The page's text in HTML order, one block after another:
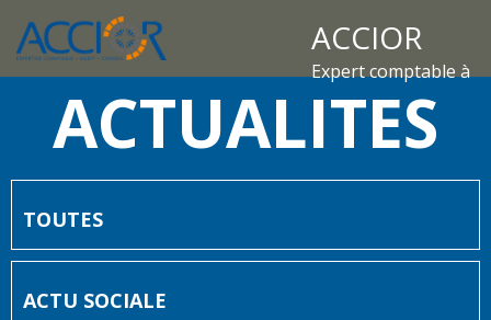
ACCIOR
Expert comptable à
ACTUALITES
TOUTES
ACTU SOCIALE